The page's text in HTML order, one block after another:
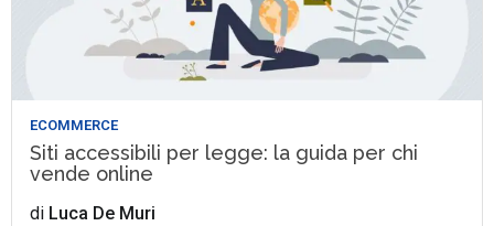
ECOMMERCE
Siti accessibili per legge: la guida per chi
vende online
di Luca De Muri